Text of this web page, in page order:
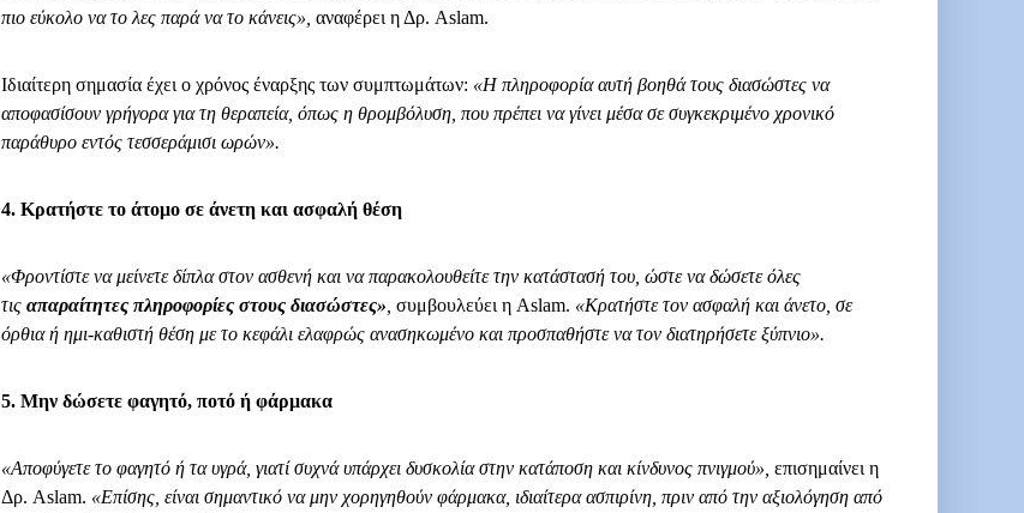
πιο εύκολο να το λες παρά να το κάνεις», αναφέρει η Δρ. Aslam.
Ιδιαίτερη σημασία έχει ο χρόνος έναρξης των συμπτωμάτων: «Η πληροφορία αυτή βοηθά τους διασώστες να
αποφασίσουν γρήγορα για τη θεραπεία, όπως η θρομβόλυση, που πρέπει να γίνει μέσα σε συγκεκριμένο χρονικό
παράθυρο εντός τεσσεράμισι ωρών».
4. Κρατήστε το άτομο σε άνετη και ασφαλή θέση
«Φροντίστε να μείνετε δίπλα στον ασθενή και να παρακολουθείτε την κατάστασή του, ώστε να δώσετε όλες
τις απαραίτητες πληροφορίες στους διασώστες» συμβουλεύει η Aslam. «Κρατήστε τον ασφαλή και άνετο, σε
όρθια ή ημι-καθιστή θέση με το κεφάλι ελαφρώς ανασηκωμένο και προσπαθήστε να τον διατηρήσετε ξύπνιο».
5. Μην δώσετε φαγητό, ποτό ή φάρμακα
«Αποφύγετε το φαγητό ή τα υγρά, γιατί συχνά υπάρχει δυσκολία στην κατάποση και κίνδυνος πνιγμού», επισημαίνει η
Δρ. Aslam. «Επίσης, είναι σημαντικό να μην χορηγηθούν φάρμακα, ιδιαίτερα ασπιρίνη, πριν από την αξιολόγηση από